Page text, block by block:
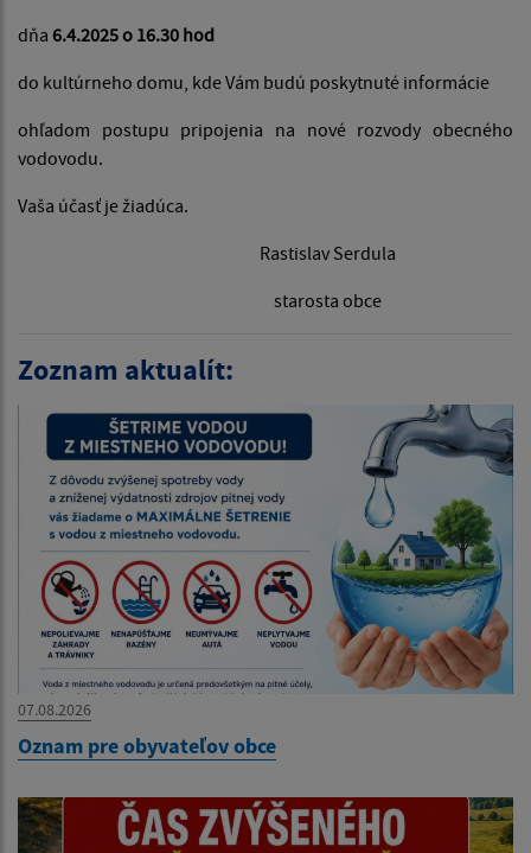
dňa 6.4.2025 o 16.30 hod
do kultúrneho domu, kde Vám budú poskytnuté informácie
ohľadom postupu pripojenia na nové rozvody obecného
vodovodu.
Vaša účasť je žiadúca.
Rastislav Serdula
starosta obce
Zoznam aktualít:
07.08.2026
Oznam pre obyvateľov obce